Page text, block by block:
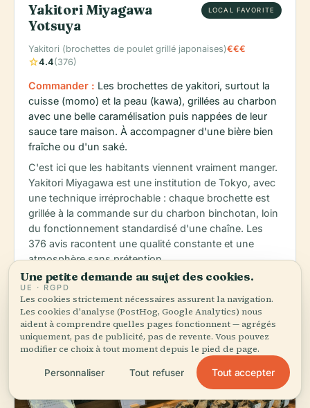
Yakitori Miyagawa
Yotsuya
LOCAL FAVORITE
Yakitori (brochettes de poulet grillé japonaises)€€€
star4.4(376)
Commander : Les brochettes de yakitori, surtout la
cuisse (momo) et la peau (kawa), grillées au charbon
avec une belle caramélisation puis nappées de leur
sauce tare maison. À accompagner d'une bière bien
fraîche ou d'un saké.
C'est ici que les habitants viennent vraiment manger.
Yakitori Miyagawa est une institution de Tokyo, avec
une technique irréprochable : chaque brochette est
grillée à la commande sur du charbon binchotan, loin
du fonctionnement standardisé d'une chaîne. Les
376 avis racontent une qualité constante et une
atmosphère sans prétention.
schedule Monday: 5:00 – 11:00 PM, Tuesday: 5:00 – 11:00 PM,
Une petite demande au sujet des cookies.
UE · RGPD
Les cookies strictement nécessaires assurent la navigation.
Les cookies d'analyse (PostHog, Google Analytics) nous
aident à comprendre quelles pages fonctionnent — agrégés
uniquement, pas de publicité, pas de revente. Vous pouvez
modifier ce choix à tout moment depuis le pied de page.
Personnaliser Tout refuser Tout accepter